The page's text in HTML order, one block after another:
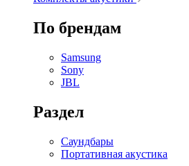
По брендам
Samsung
Sony
JBL
Раздел
Саундбары
Портативная акустика